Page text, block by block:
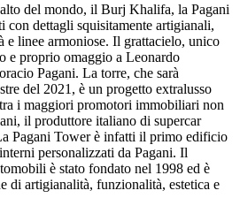
del mondo, il Burj Khalifa, la Pagani
con dettagli squisitamente artigianali,
e linee armoniose. Il grattacielo, unico
e proprio omaggio a Leonardo
Pagani. La torre, che sarà
del 2021, è un progetto extralusso
i maggiori promotori immobiliari non
il produttore italiano di supercar
Pagani Tower è infatti il primo edificio
personalizzati da Pagani. Il
è stato fondato nel 1998 ed è
di artigianalità, funzionalità, estetica e